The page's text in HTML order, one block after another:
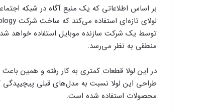
بر اساس اطلاعاتی که یک منبع آگاه در شبکه
توسط یک شرکت سازنده موبایل استفاده خواهد
منطقی به نظر می‌رسد.
در این لولا قطعات کمتری به کار رفته و همین
طراحی این لولا نسبت به مدل‌های قبلی پیچیپدگی
محصولات استفاده شده است.